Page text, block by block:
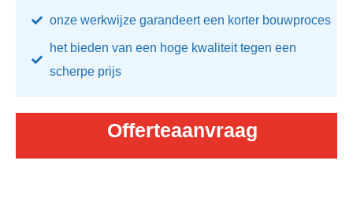
onze werkwijze garandeert een korter bouwproces
het bieden van een hoge kwaliteit tegen een
scherpe prijs
Offerteaanvraag